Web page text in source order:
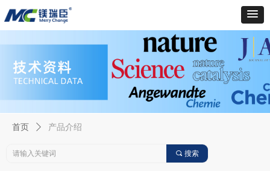
首页 ꄲ 产品介绍
끠 搜索